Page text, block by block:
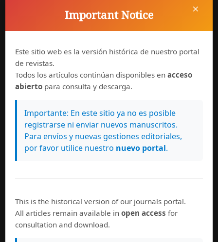
Información general
Síguenos en
×
Important Notice
Este sitio web es la versión histórica de nuestro portal
de revistas.
Todos los artículos continúan disponibles enacceso
abierto para consulta y descarga.
Importante: En este sitio ya no es posible
registrarse ni enviar nuevos manuscritos.
Para envíos y nuevas gestiones editoriales,
por favor utilice nuestro nuevo portal.
This is the historical version of our journals portal.
All articles remain available inopen access for
consultation and download.